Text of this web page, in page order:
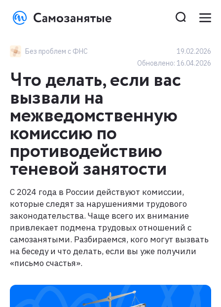
Без проблем с ФНС
19.02.2026
Обновлено: 16.04.2026
Что делать, если вас
вызвали на
межведомственную
комиссию по
противодействию
теневой занятости
С 2024 года в России действуют комиссии,
которые следят за нарушениями трудового
законодательства. Чаще всего их внимание
привлекает подмена трудовых отношений с
самозанятыми. Разбираемся, кого могут вызвать
на беседу и что делать, если вы уже получили
«письмо счастья».